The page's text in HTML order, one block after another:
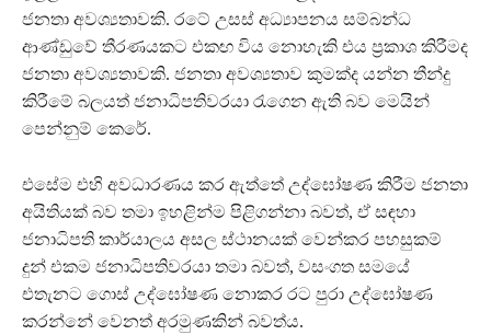
ජනතා අවශ්‍යතාවකි. රටේ උසස් අධ්‍යාපනය සම්බන්ධ
ආණ්ඩුවේ තීරණයකට එකඟ විය නොහැකි එය ප්‍රකාශ කිරීමද
ජනතා අවශ්‍යතාවකි. ජනතා අවශ්‍යතාව කුමක්ද යන්න තීන්දු
කිරීමේ බලයත් ජනාධිපතිවරයා රැගෙන ඇති බව මෙයින්
පෙන්නුම් කෙරේ.
එසේම එහි අවධාරණය කර ඇත්තේ උද්ඝෝෂණ කිරීම ජනතා
අයිතියක් බව තමා ඉහළින්ම පිළිගන්නා බවත්, ඒ සඳහා
ජනාධිපති කාර්යාලය අසල ස්ථානයක් වෙන්කර පහසුකම්
දුන් එකම ජනාධිපතිවරයා තමා බවත්, වසංගත සමයේ
එතැනට ගොස් උද්ඝෝෂණ නොකර රට පුරා උද්ඝෝෂණ
කරන්නේ වෙනත් අරමුණකින් බවත්ය.